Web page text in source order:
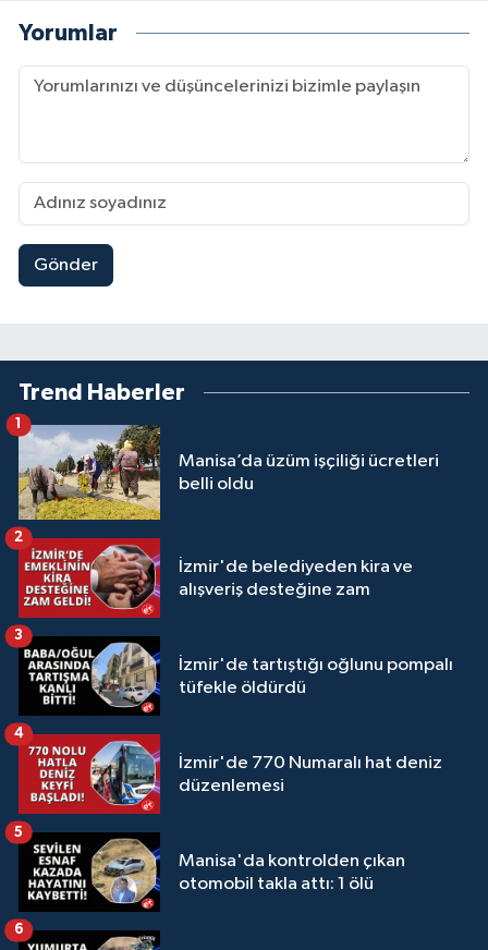
Yorumlar
Gönder
Trend Haberler
Manisa’da üzüm işçiliği ücretleri
belli oldu
İzmir'de belediyeden kira ve
alışveriş desteğine zam
2
İzmir'de tartıştığı oğlunu pompalı
tüfekle öldürdü
3
İzmir'de 770 Numaralı hat deniz
düzenlemesi
4
Manisa'da kontrolden çıkan
otomobil takla attı: 1 ölü
5
6